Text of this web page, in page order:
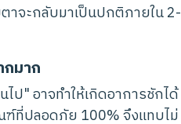
าจะกลับมาเป็นปกติภายใน 2-
มาก
ป" อาจทำให้เกิดอาการชักได้
ฑ์ที่ปลอดภัย 100% จึงแทบไม่